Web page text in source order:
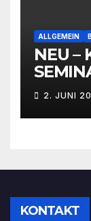
ALLGEMEIN
NEU –
RABATT
2. JUNI
KONTAKT